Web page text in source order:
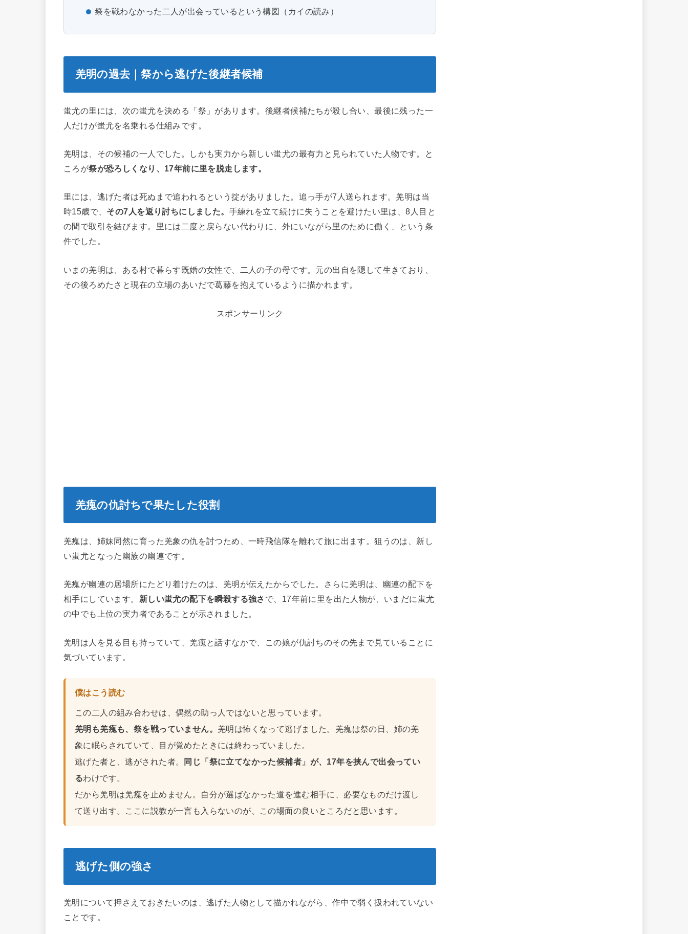
祭を戦わなかった二人が出会っているという構図（カイの読み）
羌明の過去｜祭から逃げた後継者候補
蚩尤の里には、次の蚩尤を決める「祭」があります。後継者候補たちが殺し合い、最後に残った一
人だけが蚩尤を名乗れる仕組みです。
羌明は、その候補の一人でした。しかも実力から新しい蚩尤の最有力と見られていた人物です。と
ころが祭が恐ろしくなり、17年前に里を脱走します。
里には、逃げた者は死ぬまで追われるという掟がありました。追っ手が7人送られます。羌明は当
時15歳で、 その7人を返り討ちにしました。 手練れを立て続けに失うことを避けたい里は、8人目と
の間で取引を結びます。里には二度と戻らない代わりに、外にいながら里のために働く、という条
件でした。
いまの羌明は、ある村で暮らす既婚の女性で、二人の子の母です。元の出自を隠して生きており、
その後ろめたさと現在の立場のあいだで葛藤を抱えているように描かれます。
スポンサーリンク
羌瘣の仇討ちで果たした役割
羌瘣は、姉妹同然に育った羌象の仇を討つため、一時飛信隊を離れて旅に出ます。狙うのは、新し
い蚩尤となった幽族の幽連です。
羌瘣が幽連の居場所にたどり着けたのは、羌明が伝えたからでした。さらに羌明は、幽連の配下を
相手にしています。 新しい蚩尤の配下を瞬殺する強さ で、17年前に里を出た人物が、いまだに蚩尤
の中でも上位の実力者であることが示されました。
羌明は人を見る目も持っていて、羌瘣と話すなかで、この娘が仇討ちのその先まで見ていることに
気づいています。
僕はこう読む
この二人の組み合わせは、偶然の助っ人ではないと思っています。
羌明も羌瘣も、祭を戦っていません。 羌明は怖くなって逃げました。羌瘣は祭の日、姉の羌
象に眠らされていて、目が覚めたときには終わっていました。
逃げた者と、逃がされた者。
同じ「祭に立てなかった候補者」が、17年を挟んで出会ってい
るわけです。
だから羌明は羌瘣を止めません。自分が選ばなかった道を進む相手に、必要なものだけ渡し
て送り出す。ここに説教が一言も入らないのが、この場面の良いところだと思います。
逃げた側の強さ
羌明について押さえておきたいのは、逃げた人物として描かれながら、作中で弱く扱われていない
ことです。